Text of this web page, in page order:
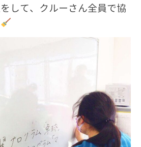
して、クルーさん全員で協